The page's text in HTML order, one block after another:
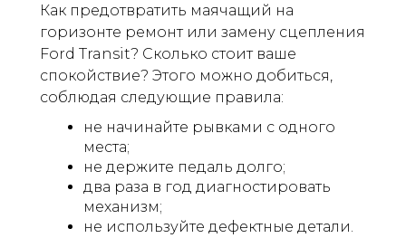
Как предотвратить маячащий на
горизонте ремонт или замену сцепления
Ford Transit? Сколько стоит ваше
спокойствие? Этого можно добиться,
соблюдая следующие правила:
не начинайте рывками с одного
места;
не держите педаль долго;
два раза в год диагностировать
механизм;
не используйте дефектные детали.